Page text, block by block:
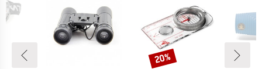
Rabatt
20%